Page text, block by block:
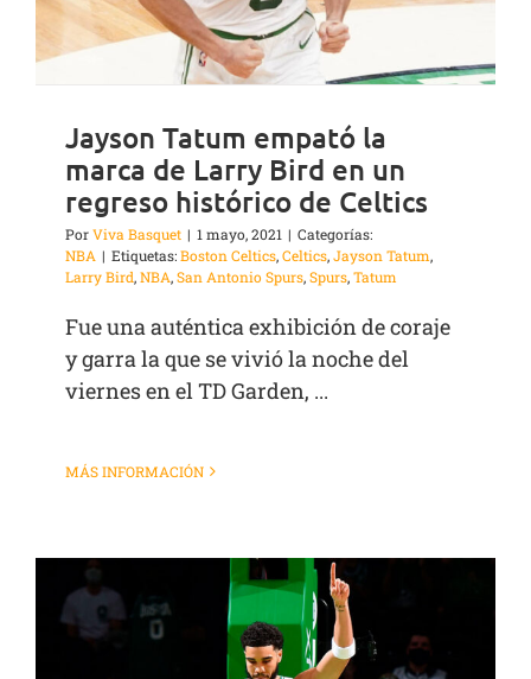
Jayson Tatum empató la
marca de Larry Bird en un
regreso histórico de Celtics
PorViva Basquet | 1 mayo, 2021 | Categorías:
NBA | Etiquetas:Boston Celtics,Celtics,Jayson Tatum,
Larry Bird,NBA,San Antonio Spurs,Spurs,Tatum
Fue una auténtica exhibición de coraje
y garra la que se vivió la noche del
viernes en el TD Garden, ...
MÁS INFORMACIÓN